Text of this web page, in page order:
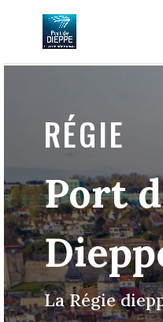
RÉGIE
Port
La Régie